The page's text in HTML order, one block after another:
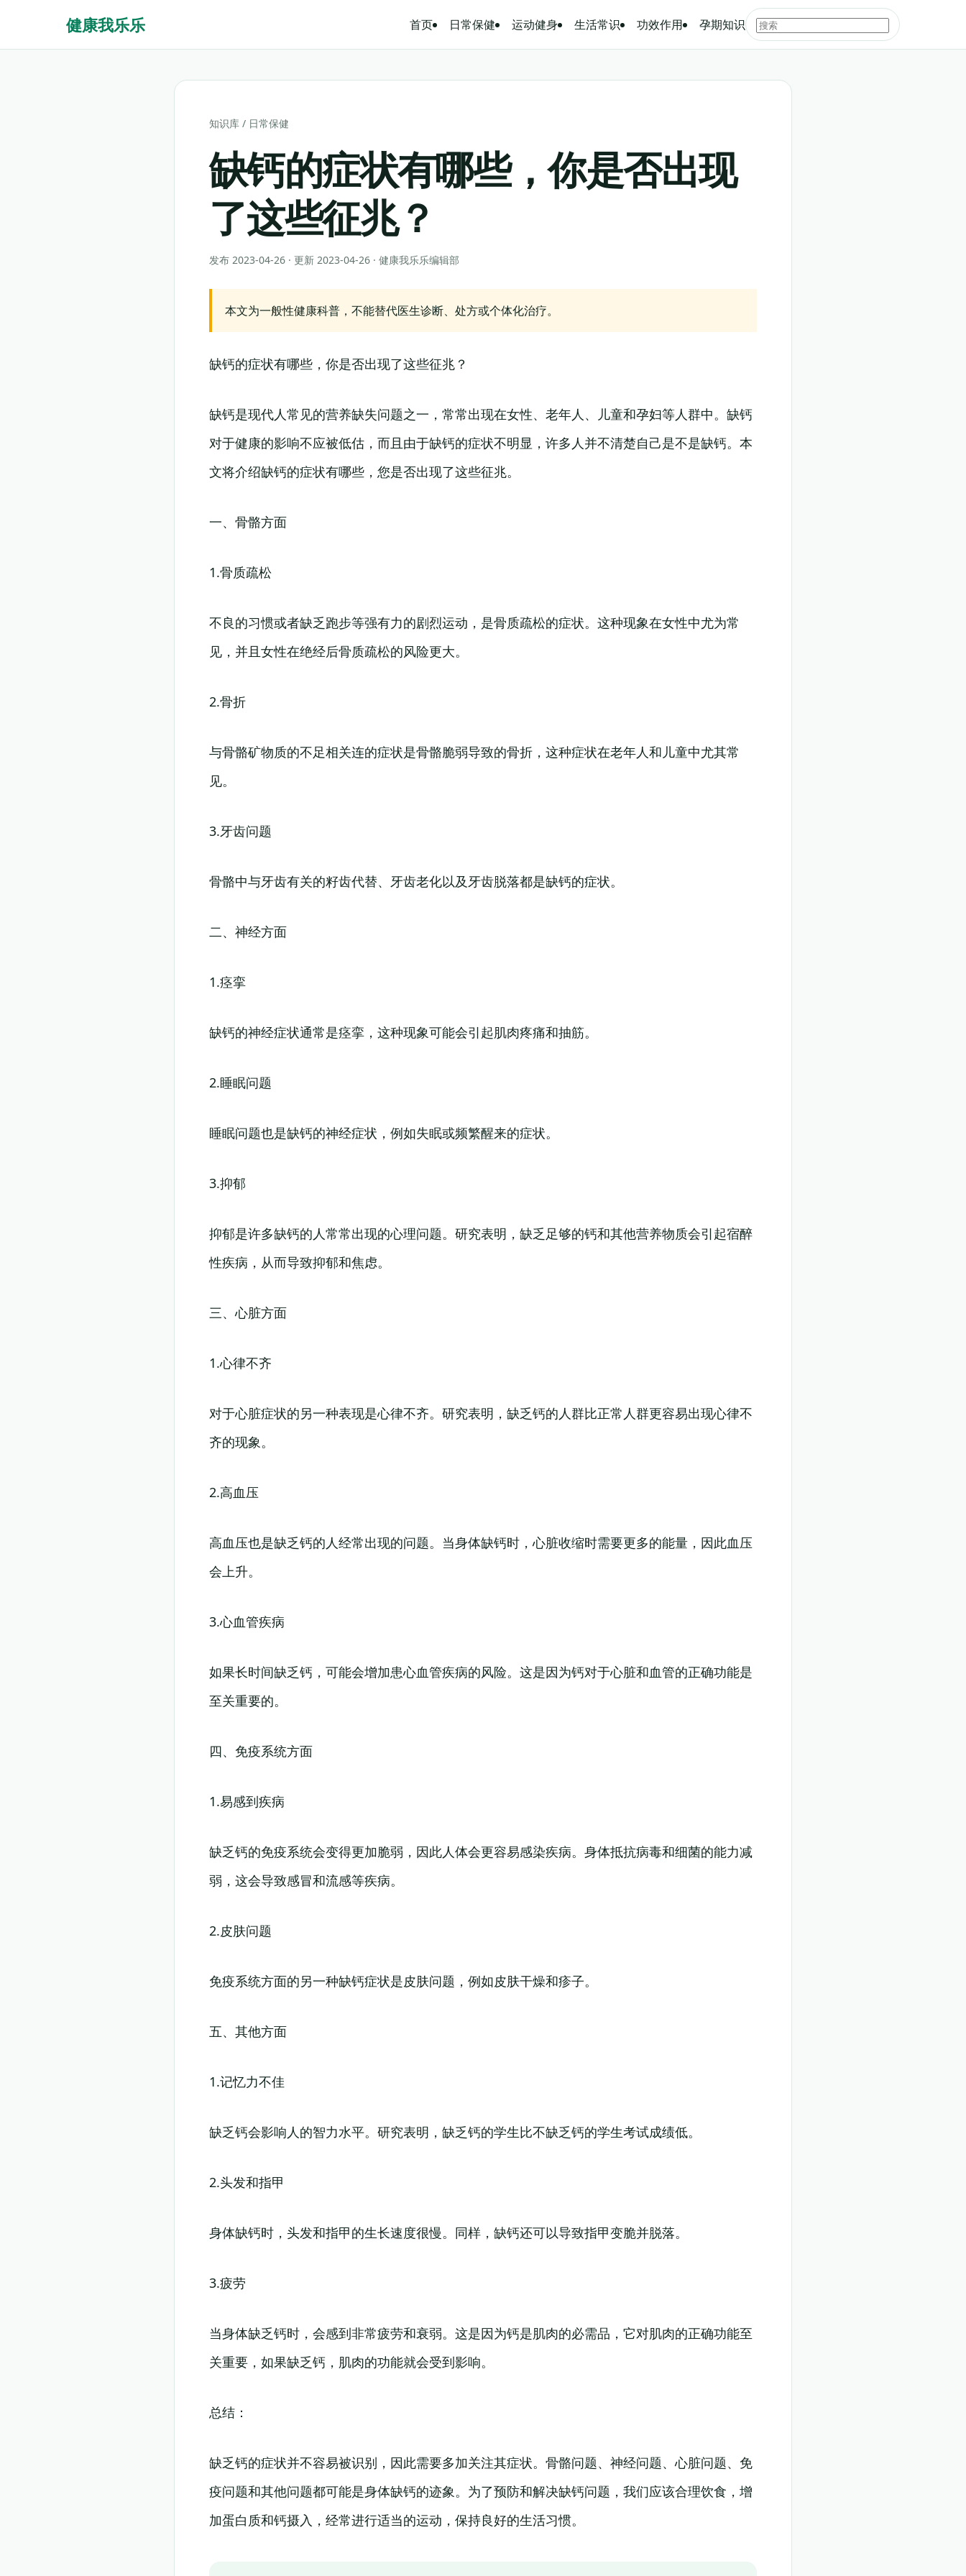
健康我乐乐 首页 日常保健 运动健身 生活常识 功效作用 孕期知识
知识库 / 日常保健
缺钙的症状有哪些，你是否出现
了这些征兆？
发布 2023-04-26 · 更新 2023-04-26 · 健康我乐乐编辑部
本文为一般性健康科普，不能替代医生诊断、处方或个体化治疗。
缺钙的症状有哪些，你是否出现了这些征兆？
缺钙是现代人常见的营养缺失问题之一，常常出现在女性、老年人、儿童和孕妇等人群中。缺钙
对于健康的影响不应被低估，而且由于缺钙的症状不明显，许多人并不清楚自己是不是缺钙。本
文将介绍缺钙的症状有哪些，您是否出现了这些征兆。
一、骨骼方面
1.骨质疏松
不良的习惯或者缺乏跑步等强有力的剧烈运动，是骨质疏松的症状。这种现象在女性中尤为常
见，并且女性在绝经后骨质疏松的风险更大。
2.骨折
与骨骼矿物质的不足相关连的症状是骨骼脆弱导致的骨折，这种症状在老年人和儿童中尤其常
见。
3.牙齿问题
骨骼中与牙齿有关的籽齿代替、牙齿老化以及牙齿脱落都是缺钙的症状。
二、神经方面
1.痉挛
缺钙的神经症状通常是痉挛，这种现象可能会引起肌肉疼痛和抽筋。
2.睡眠问题
睡眠问题也是缺钙的神经症状，例如失眠或频繁醒来的症状。
3.抑郁
抑郁是许多缺钙的人常常出现的心理问题。研究表明，缺乏足够的钙和其他营养物质会引起宿醉
性疾病，从而导致抑郁和焦虑。
三、心脏方面
1.心律不齐
对于心脏症状的另一种表现是心律不齐。研究表明，缺乏钙的人群比正常人群更容易出现心律不
齐的现象。
2.高血压
高血压也是缺乏钙的人经常出现的问题。当身体缺钙时，心脏收缩时需要更多的能量，因此血压
会上升。
3.心血管疾病
如果长时间缺乏钙，可能会增加患心血管疾病的风险。这是因为钙对于心脏和血管的正确功能是
至关重要的。
四、免疫系统方面
1.易感到疾病
缺乏钙的免疫系统会变得更加脆弱，因此人体会更容易感染疾病。身体抵抗病毒和细菌的能力减
弱，这会导致感冒和流感等疾病。
2.皮肤问题
免疫系统方面的另一种缺钙症状是皮肤问题，例如皮肤干燥和疹子。
五、其他方面
1.记忆力不佳
缺乏钙会影响人的智力水平。研究表明，缺乏钙的学生比不缺乏钙的学生考试成绩低。
2.头发和指甲
身体缺钙时，头发和指甲的生长速度很慢。同样，缺钙还可以导致指甲变脆并脱落。
3.疲劳
当身体缺乏钙时，会感到非常疲劳和衰弱。这是因为钙是肌肉的必需品，它对肌肉的正确功能至
关重要，如果缺乏钙，肌肉的功能就会受到影响。
总结：
缺乏钙的症状并不容易被识别，因此需要多加关注其症状。骨骼问题、神经问题、心脏问题、免
疫问题和其他问题都可能是身体缺钙的迹象。为了预防和解决缺钙问题，我们应该合理饮食，增
加蛋白质和钙摄入，经常进行适当的运动，保持良好的生活习惯。